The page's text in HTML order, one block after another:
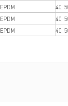
40,
40,
40,